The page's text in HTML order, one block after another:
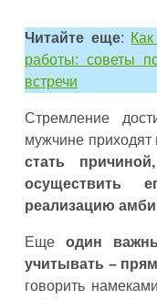
Читайте еще:
работы: советы
встречи
Стремление
мужчине
стать
осуществить
реализацию
Еще один
учитывать –
говорить